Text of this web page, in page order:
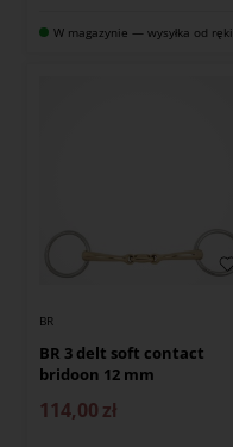
W magazynie — wysyłka od ręki
BR
BR 3 delt soft contact
bridoon 12 mm
114,00 zł